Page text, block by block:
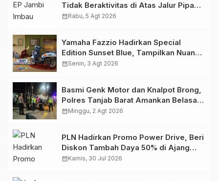
Tidak Beraktivitas di Atas Jalur Pipa
Migas Demi Keselamatan Bersama
calendar_monthRabu, 5 Agt 2026
Yamaha Fazzio Hadirkan Special
Edition Sunset Blue, Tampilkan Nuansa
Retro Summer yang Semakin Skena
calendar_monthSenin, 3 Agt 2026
Basmi Genk Motor dan Knalpot Brong,
Polres Tanjab Barat Amankan Belasan
Kendaraan
calendar_monthMinggu, 2 Agt 2026
PLN Hadirkan Promo Power Drive, Beri
Diskon Tambah Daya 50% di Ajang
GIIAS 2026
calendar_monthKamis, 30 Jul 2026